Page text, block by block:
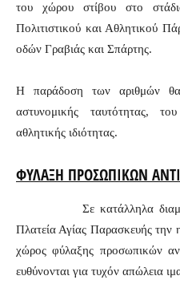
του χώρου στίβου στο
Πολιτιστικού και Αθλητικού
οδών Γραβιάς και Σπάρτης.
Η παράδοση των αριθμών θα
αστυνομικής ταυτότητας,
αθλητικής ιδιότητας.
ΦΥΛΑΞΗ ΠΡΟΣΩΠΙΚΩΝ
Σε κατάλληλα
Πλατεία Αγίας Παρασκευής την
χώρος φύλαξης προσωπικών
ευθύνονται για τυχόν απώλεια